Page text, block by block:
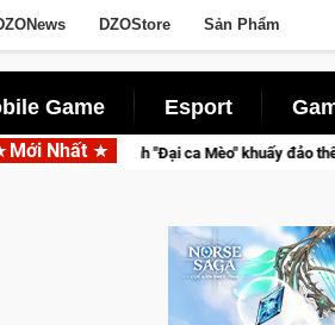
DZOStore Sản Phẩm
Game Esport
Mới Nhất
ca Mèo" khuấy đảo thế giới ngầm trong Cat